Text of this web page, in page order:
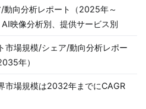
向分析レポート（2025年～
映像分析別、提供サービス別
市場規模/シェア/動向分析レポー
年）
市場規模は2032年までにCAGR